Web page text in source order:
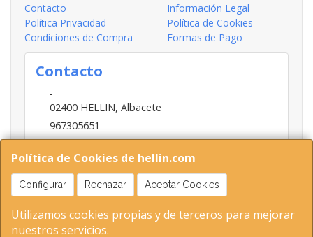
Política de Cookies de hellin.com
Configurar Rechazar Aceptar Cookies
Utilizamos cookies propias y de terceros para mejorar
nuestros servicios.
Contacto
Información Legal
Política Privacidad
Política de Cookies
Condiciones de Compra
Formas de Pago
Contacto
-
02400 HELLIN, Albacete
967305651
INFO@HELLIN.COM
Horario
09:00-13:30; 16:30-20:30